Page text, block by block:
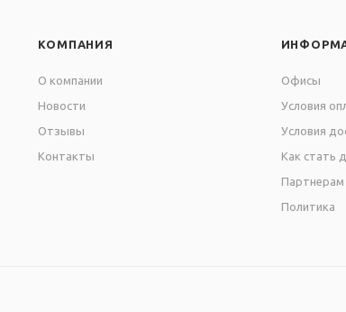
КОМПАНИЯ
О компании
Новости
Отзывы
Контакты
Офисы
Условия
Условия
Как стать
Партнерам
Политика